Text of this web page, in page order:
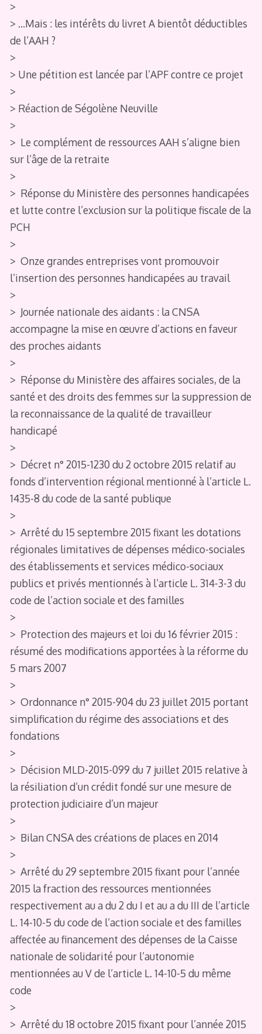
>
> …Mais : les intérêts du livret A bientôt déductibles
de l’AAH ?
>
> Une pétition est lancée par l’APF contre ce projet
>
> Réaction de Ségolène Neuville
>
> Le complément de ressources AAH s’aligne bien
sur l’âge de la retraite
>
> Réponse du Ministère des personnes handicapées
et lutte contre l’exclusion sur la politique fiscale de la
PCH
>
> Onze grandes entreprises vont promouvoir
l’insertion des personnes handicapées au travail
>
> Journée nationale des aidants : la CNSA
accompagne la mise en œuvre d’actions en faveur
des proches aidants
>
> Réponse du Ministère des affaires sociales, de la
santé et des droits des femmes sur la suppression de
la reconnaissance de la qualité de travailleur
handicapé
>
> Décret n° 2015-1230 du 2 octobre 2015 relatif au
fonds d’intervention régional mentionné à l’article L.
1435-8 du code de la santé publique
>
> Arrêté du 15 septembre 2015 fixant les dotations
régionales limitatives de dépenses médico-sociales
des établissements et services médico-sociaux
publics et privés mentionnés à l’article L. 314-3-3 du
code de l’action sociale et des familles
>
> Protection des majeurs et loi du 16 février 2015 :
résumé des modifications apportées à la réforme du
5 mars 2007
>
> Ordonnance n° 2015-904 du 23 juillet 2015 portant
simplification du régime des associations et des
fondations
>
> Décision MLD-2015-099 du 7 juillet 2015 relative à
la résiliation d’un crédit fondé sur une mesure de
protection judiciaire d’un majeur
>
> Bilan CNSA des créations de places en 2014
>
> Arrêté du 29 septembre 2015 fixant pour l’année
2015 la fraction des ressources mentionnées
respectivement au a du 2 du I et au a du III de l’article
L. 14-10-5 du code de l’action sociale et des familles
affectée au financement des dépenses de la Caisse
nationale de solidarité pour l’autonomie
mentionnées au V de l’article L. 14-10-5 du même
code
>
> Arrêté du 18 octobre 2015 fixant pour l’année 2015